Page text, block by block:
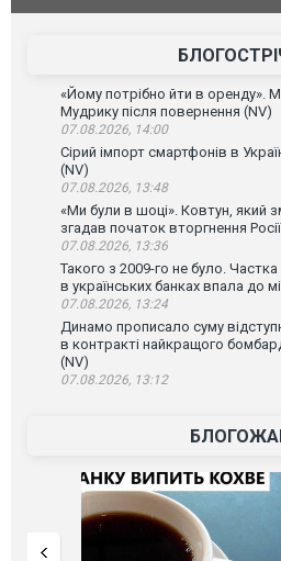
склад Wildberries. ФОТО.
«Йому потрібно йти в оренду».
Мудрику після повернення (NV)
07.08.2026, 14:00
Сірий імпорт смартфонів в
(NV)
07.08.2026, 13:48
«Ми були в шоці». Ковтун, який
згадав початок вторгнення
07.08.2026, 13:36
Такого з 2009-го не було. Частка
в українських банках впала до
07.08.2026, 13:24
Динамо прописало суму
в контракті найкращого
(NV)
07.08.2026, 13:12